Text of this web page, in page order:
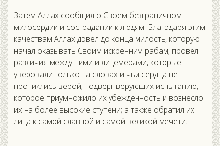
Затем Аллах сообщил о Своем безграничном
милосердии и сострадании к людям. Благодаря этим
качествам Аллах довел до конца милость, которую
начал оказывать Своим искренним рабам; провел
различия между ними и лицемерами, которые
уверовали только на словах и чьи сердца не
прониклись верой; подверг верующих испытанию,
которое приумножило их убежденность и вознесло
их на более высокие ступени; а также обратил их
лица к самой славной и самой великой мечети.